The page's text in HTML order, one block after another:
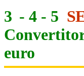
3 - 4 - 5
euro